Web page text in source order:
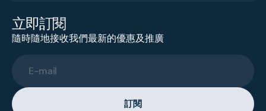
立即訂閱
隨時隨地接收我們最新的優惠及推廣
E-mail
訂閱